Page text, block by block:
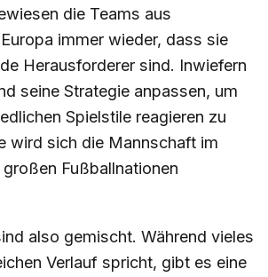
die Teams aus
immer wieder, dass sie
Herausforderer sind. Inwiefern
seine Strategie anpassen, um
Spielstile reagieren zu
wird sich die Mannschaft im
Fußballnationen
also gemischt. Während vieles
Verlauf spricht, gibt es eine